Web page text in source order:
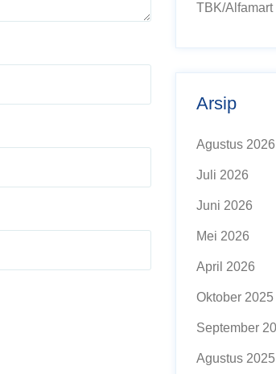
TBK/Alfamart
Arsip
Agustus 2026
Juli 2026
Juni 2026
Mei 2026
April 2026
Oktober 2025
September
Agustus 2025